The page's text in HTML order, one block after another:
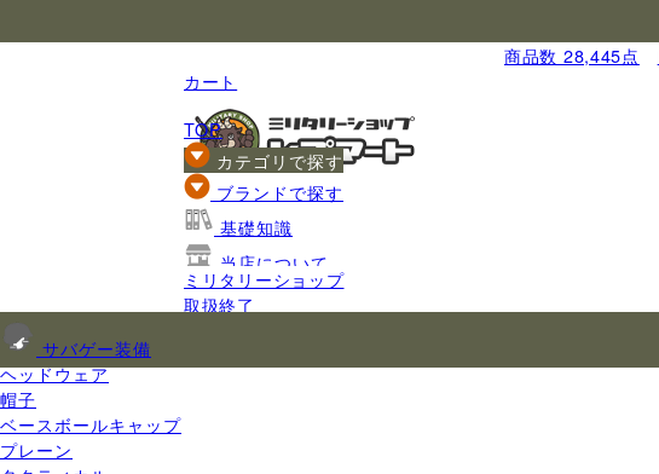
商品数 28,445点
カート
TOP
カテゴリで探す
サバゲー装備
ヘッドウェア
帽子
ベースボールキャップ
プレーン
ブランドで探す
基礎知識
当店について
ご利用ガイド
ミリタリーショップ
取扱終了